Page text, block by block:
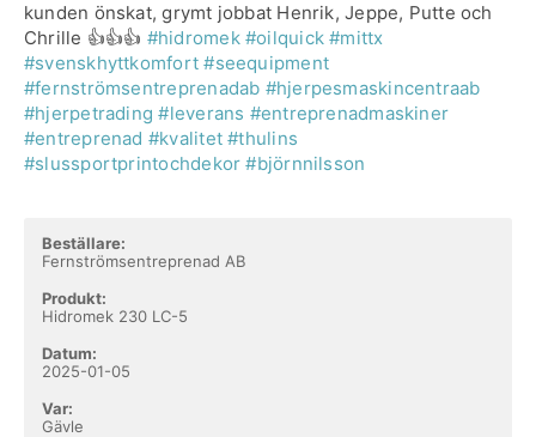
kunden önskat, grymt jobbat Henrik, Jeppe, Putte och
Chrille 👍👍👍 #hidromek #oilquick #mittx
#svenskhyttkomfort #seequipment
#fernströmsentreprenadab #hjerpesmaskincentraab
#hjerpetrading #leverans #entreprenadmaskiner
#entreprenad #kvalitet #thulins
#slussportprintochdekor #björnnilsson
Beställare:
Fernströmsentreprenad AB
Produkt:
Hidromek 230 LC-5
Datum:
2025-01-05
Var:
Gävle